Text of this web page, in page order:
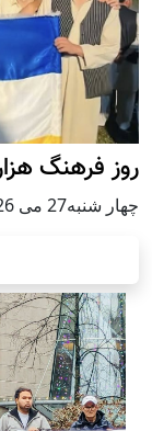
روز فرهنگ
چهار شنبه27 می 2026